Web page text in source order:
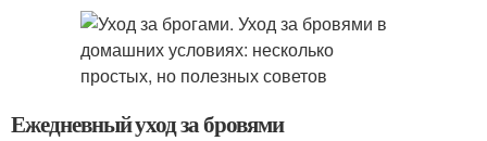
Ежедневный уход за бровями